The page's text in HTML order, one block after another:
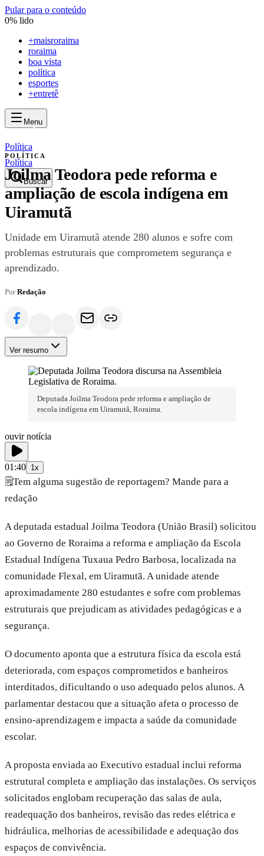
Pular para o conteúdo
0% lido
+maisroraima
roraima
boa vista
política
esportes
+entretê
Menu
maisroraima
mais
Política
Buscar
Política
POLÍTICA
Joilma Teodora pede reforma e
ampliação de escola indígena em
Uiramutã
Unidade em Uiramutã atende 280 alunos e sofre com
problemas estruturais que comprometem segurança e
aprendizado.
PorRedação
Ver resumo
Deputada Joilma Teodora pede reforma e ampliação de
escola indígena em Uiramutã, Roraima.
ouvir notícia
01:40 1x
🗒️Tem alguma sugestão de reportagem? Mande para a
redação
A deputada estadual Joilma Teodora (União Brasil) solicitou
ao Governo de Roraima a reforma e ampliação da Escola
Estadual Indígena Tuxaua Pedro Barbosa, localizada na
comunidade Flexal, em Uiramutã. A unidade atende
aproximadamente 280 estudantes e sofre com problemas
estruturais que prejudicam as atividades pedagógicas e a
segurança.
O documento aponta que a estrutura física da escola está
deteriorada, com espaços comprometidos e banheiros
interditados, dificultando o uso adequado pelos alunos. A
parlamentar destacou que a situação afeta o processo de
ensino-aprendizagem e impacta a saúde da comunidade
escolar.
A proposta enviada ao Executivo estadual inclui reforma
estrutural completa e ampliação das instalações. Os serviços
solicitados englobam recuperação das salas de aula,
readequação dos banheiros, revisão das redes elétrica e
hidráulica, melhorias de acessibilidade e adequação dos
espaços de convivência.